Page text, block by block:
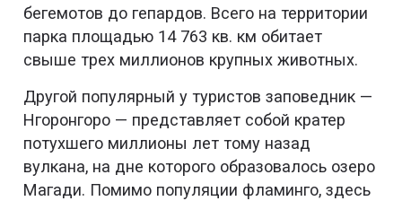
бегемотов до гепардов. Всего на территории
парка площадью 14 763 кв. км обитает
свыше трех миллионов крупных животных.
Другой популярный у туристов заповедник —
Нгоронгоро — представляет собой кратер
потухшего миллионы лет тому назад
вулкана, на дне которого образовалось озеро
Магади. Помимо популяции фламинго, здесь